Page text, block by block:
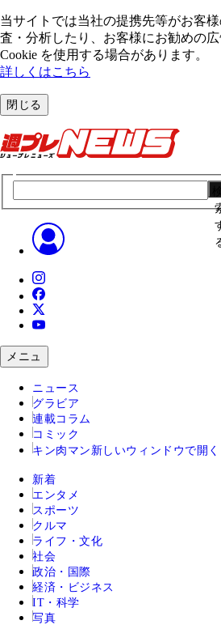
当サイトでは当社の提携先等がお客
査・分析したり、お客様にお勧めの
Cookie を使⽤する場合があります。
詳しくはこちら
閉じる
メニュ
ニュース
グラビア
連載コラム
コミック
キン肉マン 新しいウィンドウで開く
新着
エンタメ
スポーツ
クルマ
ライフ・文化
社会
政治・国際
経済・ビジネス
IT・科学
写真